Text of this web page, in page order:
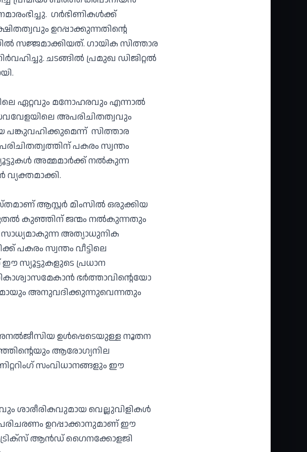
ഗർഭിണികൾക്ക്
ഉറപ്പാക്കുന്നതിന്റെ
സജ്ജമാക്കിയത്. ഗായിക സിത്താര
ചടങ്ങിൽ പ്രമുഖ ഡിജിറ്റൽ
ഏറ്റവും മനോഹരവും എന്നാൽ
അപരിചിതത്വവും
പങ്കുവഹിക്കുമെന്ന് സിത്താര
പകരം സ്വന്തം
അമ്മമാർക്ക് നൽകുന്ന
ആസ്റ്റർ മിംസിൽ ഒരുക്കിയ
കുഞ്ഞിന് ജന്മം നൽകുന്നതും
സാധ്യമാകുന്ന അത്യാധുനിക
സ്വന്തം വീട്ടിലെ
ഈ സ്യൂട്ടുകളുടെ പ്രധാന
ഭർത്താവിന്റെയോ
അനുവദിക്കുന്നുവെന്നതും
ഉൾപ്പെടെയുള്ള നൂതന
ആരോഗ്യനില
സംവിധാനങ്ങളും ഈ
ശാരീരികവുമായ വെല്ലുവിളികൾ
ഉറപ്പാക്കാനുമാണ് ഈ
ആൻഡ് ഗൈനക്കോളജി